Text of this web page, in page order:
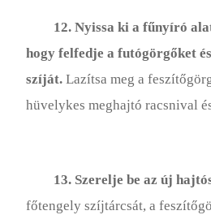
12. Nyissa ki a fűnyíró
hogy felfedje a futógörgőket
szíját. Lazítsa meg a
hüvelykes meghajtó racsnival
13. Szerelje be az új
főtengely szíjtárcsát, a